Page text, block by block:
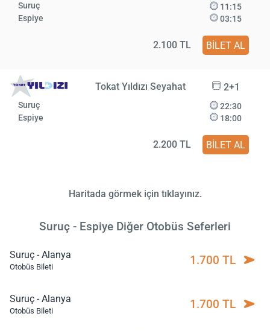
Suruç
Espiye
11:15
03:15
2.100 TL BİLET AL
Tokat Yıldızı Seyahat 2+1
Suruç
Espiye
22:30
18:00
2.200 TL BİLET AL
Haritada görmek için tıklayınız.
Suruç - Espiye Diğer Otobüs Seferleri
Suruç - Alanya
Otobüs Bileti 1.700 TL
Suruç - Alanya
Otobüs Bileti 1.700 TL